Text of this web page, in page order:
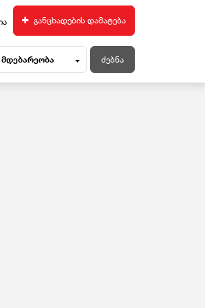
განცხადების დამატება
მდებარეობა